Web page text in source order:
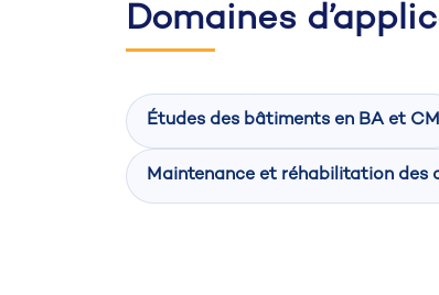
Domaines
Études des bâtiments en BA et CM
Maintenance et réhabilitation des